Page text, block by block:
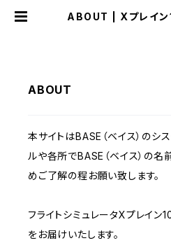
ABOUT | Xプレイン
ABOUT
本サイトはBASE（ベイス）のシ
ルや各所でBASE（ベイス）の名
めご了解の程お願い致します。
フライトシミュレータXプレイ
をお届けいたします。